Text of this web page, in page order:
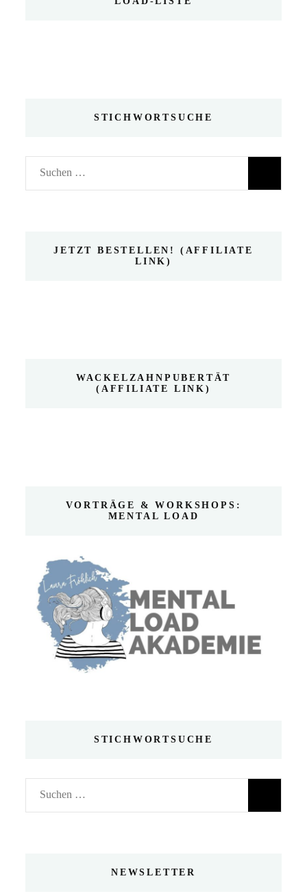
STICHWORTSUCHE
Suchen
nach:
JETZT BESTELLEN! (AFFILIATE
LINK)
WACKELZAHNPUBERTÄT
(AFFILIATE LINK)
VORTRÄGE & WORKSHOPS:
MENTAL LOAD
STICHWORTSUCHE
Suchen
nach:
NEWSLETTER